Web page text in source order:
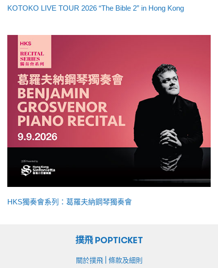
KOTOKO LIVE TOUR 2026 “The Bible 2” in Hong Kong
HKS獨奏會系列：葛羅夫納鋼琴獨奏會
撲飛 POPTICKET
關於撲飛| 條款及細則